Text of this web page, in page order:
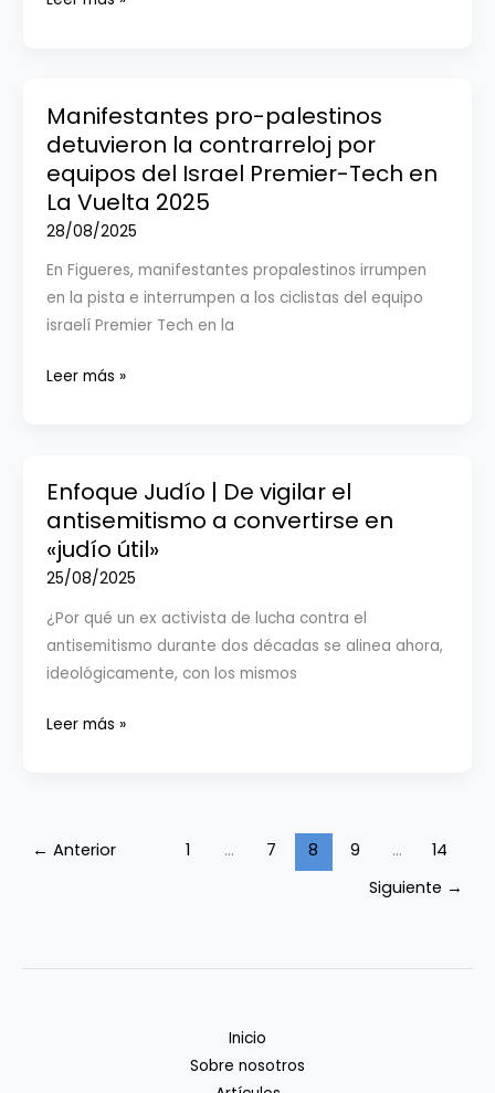
de
la
hambruna,
respaldado
por
ONU,
modificó
discretamente
normas,
de
hambruna
en
Gaza.
Manifestantes pro-palestinos
detuvieron la contrarreloj por
equipos del Israel Premier-Tech en
La Vuelta 2025
28/08/2025
En Figueres, manifestantes propalestinos irrumpen
en la pista e interrumpen a los ciclistas del equipo
israelí Premier Tech en la
Manifestantes
la
contrarreloj
por
equipos
Israel
Premier-
Tech
La
Leer más »
Enfoque Judío | De vigilar el
antisemitismo a convertirse en
«judío útil»
25/08/2025
¿Por qué un ex activista de lucha contra el
antisemitismo durante dos décadas se alinea ahora,
ideológicamente, con los mismos
Enfoque
el
en
Leer más »
← Anterior 1 … 7 8 9 …
14
Siguiente →
Inicio
Sobre nosotros